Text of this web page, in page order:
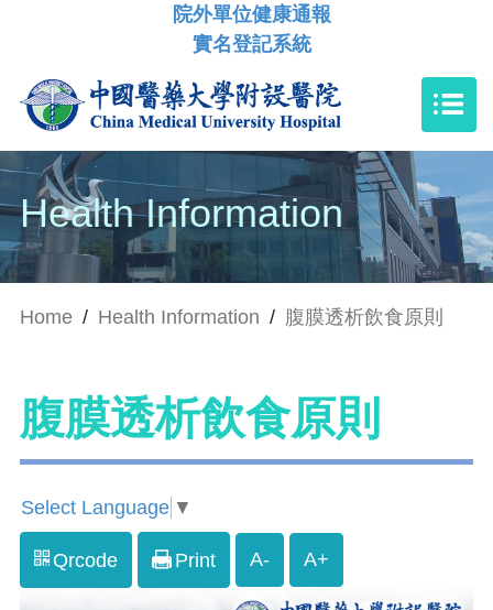
院外單位健康通報
實名登記系統
Health Information
Home / Health Information / 腹膜透析飲食原則
腹膜透析飲食原則
Select Language ▼
Qrcode Print A- A+